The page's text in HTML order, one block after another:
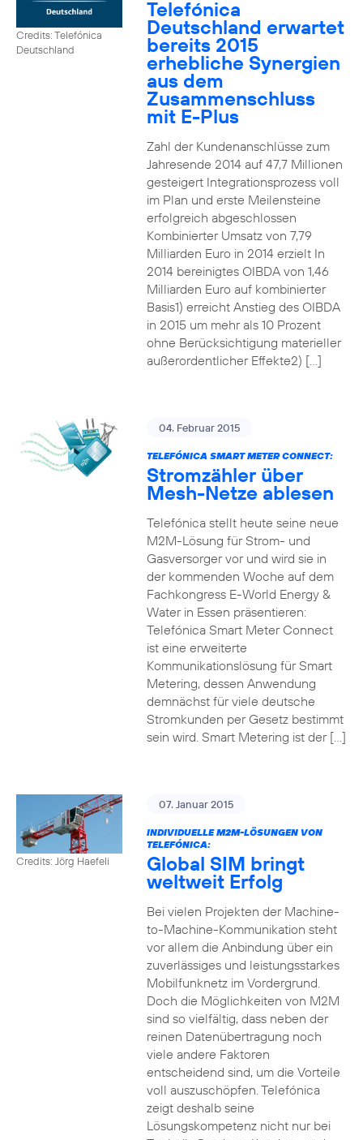
Credits: Telefónica
Deutschland
Telefónica
Deutschland erwartet
bereits 2015
erhebliche Synergien
aus dem
Zusammenschluss
mit E-Plus
Zahl der Kundenanschlüsse zum
Jahresende 2014 auf 47,7 Millionen
gesteigert Integrationsprozess voll
im Plan und erste Meilensteine
erfolgreich abgeschlossen
Kombinierter Umsatz von 7,79
Milliarden Euro in 2014 erzielt In
2014 bereinigtes OIBDA von 1,46
Milliarden Euro auf kombinierter
Basis1) erreicht Anstieg des OIBDA
in 2015 um mehr als 10 Prozent
ohne Berücksichtigung materieller
außerordentlicher Effekte2) […]
04. Februar 2015
TELEFÓNICA SMART METER CONNECT:
Stromzähler über
Mesh-Netze ablesen
Telefónica stellt heute seine neue
M2M-Lösung für Strom- und
Gasversorger vor und wird sie in
der kommenden Woche auf dem
Fachkongress E-World Energy &
Water in Essen präsentieren:
Telefónica Smart Meter Connect
ist eine erweiterte
Kommunikationslösung für Smart
Metering, dessen Anwendung
demnächst für viele deutsche
Stromkunden per Gesetz bestimmt
sein wird. Smart Metering ist der […]
Credits: Jörg Haefeli
07. Januar 2015
INDIVIDUELLE M2M-LÖSUNGEN VON
TELEFÓNICA:
Global SIM bringt
weltweit Erfolg
Bei vielen Projekten der Machine-
to-Machine-Kommunikation steht
vor allem die Anbindung über ein
zuverlässiges und leistungsstarkes
Mobilfunknetz im Vordergrund.
Doch die Möglichkeiten von M2M
sind so vielfältig, dass neben der
reinen Datenübertragung noch
viele andere Faktoren
entscheidend sind, um die Vorteile
voll auszuschöpfen. Telefónica
zeigt deshalb seine
Lösungskompetenz nicht nur bei